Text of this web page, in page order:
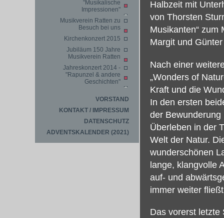
"Musikalische
Impressionen"
Musikverein Ratten zu
Besuch bei uns
Kirchenkonzert 2015
Jubiläum 150 Jahre
Musikverein Ratten
Jahreskonzert 2014 -
"Rapunzel & andere
Geschichten"
VORSTAND
KONTAKT / IMPRESSUM
DATENSCHUTZ
ADVENTSKALENDER (2021)
Halbzeit mit
von Thorsten
Musikanten“ zum
Margit und
Nach einer
„Wonders of
Kraft und die
In den ersten
der
Überleben in der
Welt der Natur.
wunderschönen
lange, klangvolle
auf- und
immer weiter
Das vorerst letzte